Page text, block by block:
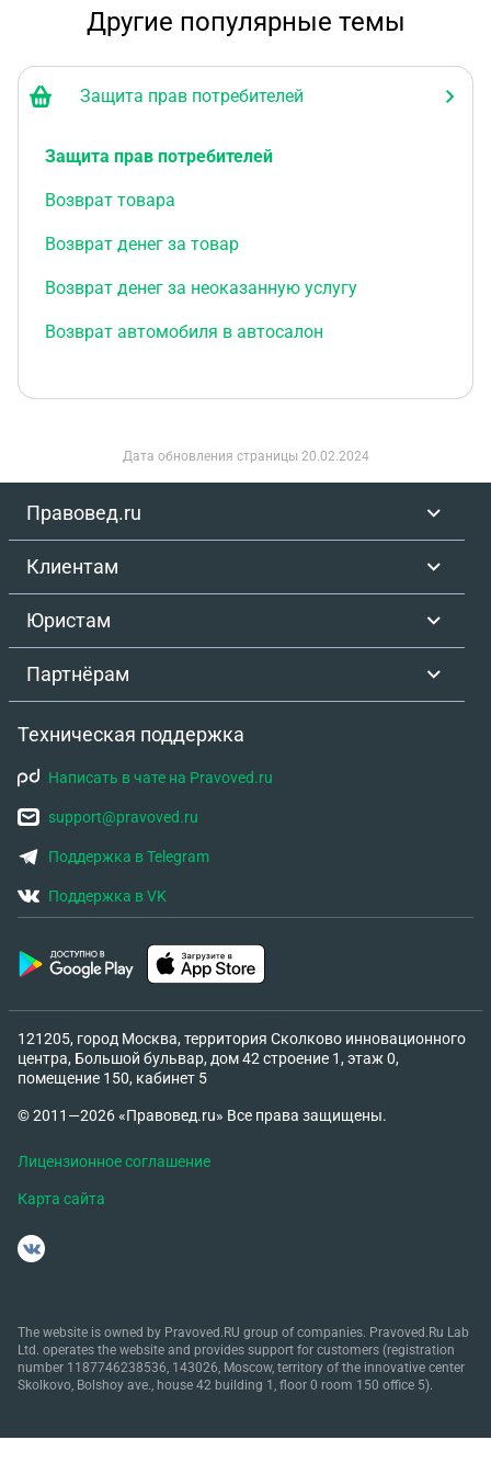
Другие популярные темы
Защита прав потребителей
Защита прав потребителей
Возврат товара
Возврат денег за товар
Возврат денег за неоказанную услугу
Возврат автомобиля в автосалон
Дата обновления страницы 20.02.2024
Правовед.ru
Клиентам
Юристам
Партнёрам
Техническая поддержка
Написать в чате на Pravoved.ru
support@pravoved.ru
Поддержка в Telegram
Поддержка в VK
121205, город Москва, территория Сколково инновационного
центра, Большой бульвар, дом 42 строение 1, этаж 0,
помещение 150, кабинет 5
© 2011—2026 «Правовед.ru» Все права защищены.
Лицензионное соглашение
Карта сайта
The website is owned by Pravoved.RU group of companies. Pravoved.Ru Lab
Ltd. operates the website and provides support for customers (registration
number 1187746238536, 143026, Moscow, territory of the innovative center
Skolkovo, Bolshoy ave., house 42 building 1, floor 0 room 150 office 5).